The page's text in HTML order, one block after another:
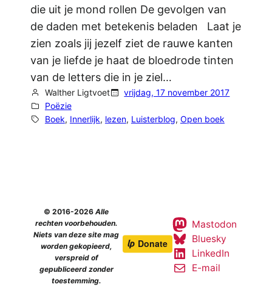
die uit je mond rollen De gevolgen van
de daden met betekenis beladen Laat je
zien zoals jij jezelf ziet de rauwe kanten
van je liefde je haat de bloedrode tinten
van de letters die in je ziel…
Walther Ligtvoet
vrijdag, 17 november 2017
Poëzie
Boek, Innerlijk, lezen, Luisterblog, Open boek
© 2016-2026Alle
rechten voorbehouden.
Niets van deze site mag
worden gekopieerd,
verspreid of
gepubliceerd zonder
toestemming.
Mastodon
Bluesky
LinkedIn
E-mail